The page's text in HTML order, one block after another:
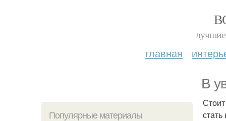
лучшие
главная
В
Популярные материалы